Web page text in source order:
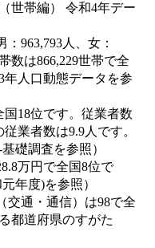
世帯編） 令和4年デー
963,793人、女：
数は866,229世帯で全
年人口動態データを参
18位です。従業者数
業者数は9.9人です。
礎調査を参照）
万円で全国8位で
年度)を参照）
交通・通信）は98で全
都道府県のすがた